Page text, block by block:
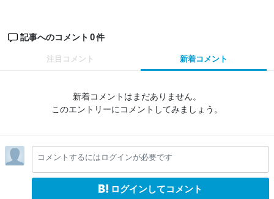
記事へのコメント 0件
注目コメント 新着コメント
新着コメントはまだありません。
このエントリーにコメントしてみましょう。
コメントするにはログインが必要です
ログインしてコメント